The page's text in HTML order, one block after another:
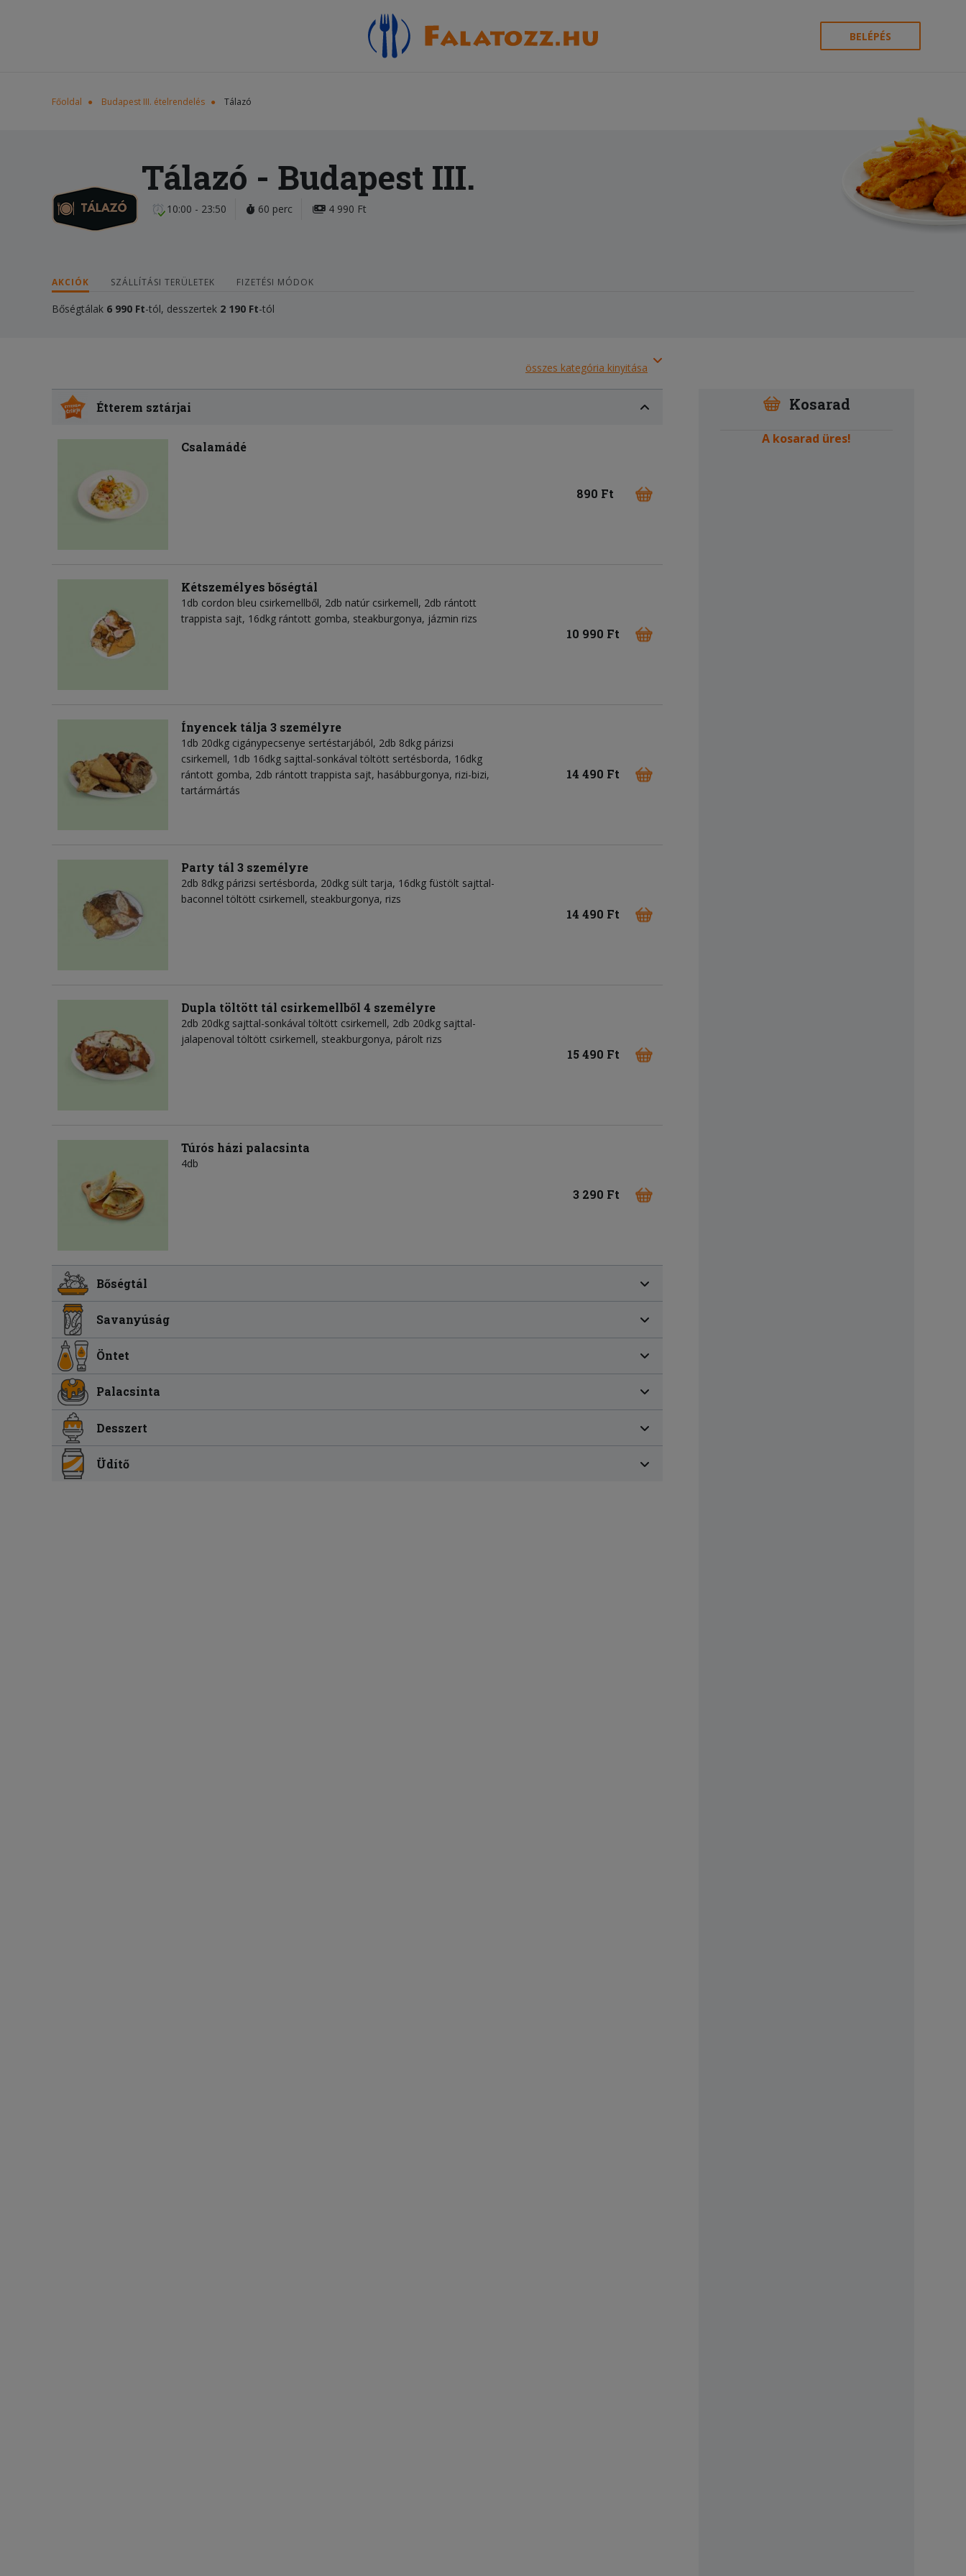
BELÉPÉS
Főoldal Budapest III. ételrendelés Tálazó
Tálazó - Budapest III.
10:00 - 23:50 60 perc 4 990 Ft
AKCIÓK SZÁLLÍTÁSI TERÜLETEK FIZETÉSI MÓDOK
Bőségtálak 6 990 Ft-tól, desszertek 2 190 Ft-tól
összes kategória kinyitása
Étterem sztárjai
Csalamádé
890 Ft
Kétszemélyes bőségtál
1db cordon bleu csirkemellből, 2db natúr csirkemell, 2db rántott
trappista sajt, 16dkg rántott gomba, steakburgonya, jázmin rizs
10 990 Ft
Ínyencek tálja 3 személyre
1db 20dkg cigánypecsenye sertéstarjából, 2db 8dkg párizsi
csirkemell, 1db 16dkg sajttal-sonkával töltött sertésborda, 16dkg
rántott gomba, 2db rántott trappista sajt, hasábburgonya, rizi-bizi,
tartármártás
14 490 Ft
Party tál 3 személyre
2db 8dkg párizsi sertésborda, 20dkg sült tarja, 16dkg füstölt sajttal-
baconnel töltött csirkemell, steakburgonya, rizs
14 490 Ft
Dupla töltött tál csirkemellből 4 személyre
2db 20dkg sajttal-sonkával töltött csirkemell, 2db 20dkg sajttal-
jalapenoval töltött csirkemell, steakburgonya, párolt rizs
15 490 Ft
Túrós házi palacsinta
4db
3 290 Ft
Bőségtál
Savanyúság
Öntet
Palacsinta
Desszert
Üdítő
Kosarad
A kosarad üres!